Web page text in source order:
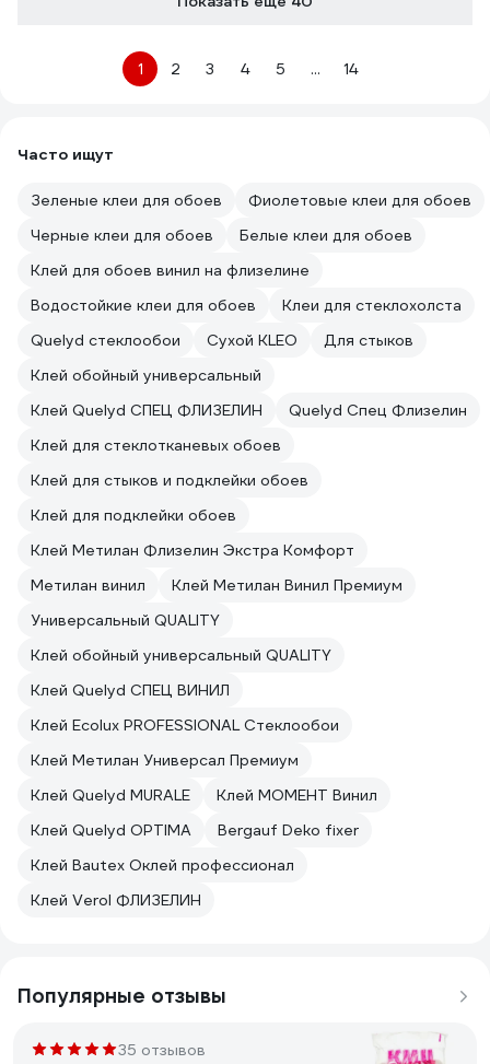
1 2 3 4 5 ... 14
Часто ищут
Зелeные клеи для обоев
Фиолетовые клеи для обоев
Чeрные клеи для обоев
Белые клеи для обоев
Клей для обоев винил на флизелине
Водостойкие клеи для обоев
Клеи для стеклохолста
Quelyd стеклообои
Сухой KLEO
Для стыков
Клей обойный универсальный
Клей Quelyd СПЕЦ ФЛИЗЕЛИН
Quelyd Спец Флизелин
Клей для стеклотканевых обоев
Клей для стыков и подклейки обоев
Клей для подклейки обоев
Клей Метилан Флизелин Экстра Комфорт
Метилан винил
Клей Метилан Винил Премиум
Универсальный QUALITY
Клей обойный универсальный QUALITY
Клей Quelyd СПЕЦ ВИНИЛ
Клей Ecolux PROFESSIONAL Стеклообои
Клей Метилан Универсал Премиум
Клей Quelyd MURALE
Клей МОМЕНТ Винил
Клей Quelyd OPTIMA
Bergauf Deko fixer
Клей Bautex Оклей профессионал
Клей Verol ФЛИЗЕЛИН
Популярные отзывы
35 отзывов